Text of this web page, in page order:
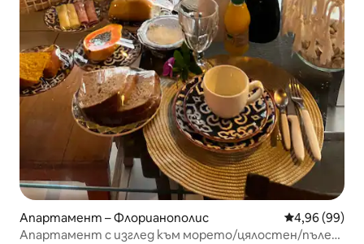
Апартамент – Флорианополис Средна
4,96 (99)
Апартамент с изглед към морето/цялостен/пълен/